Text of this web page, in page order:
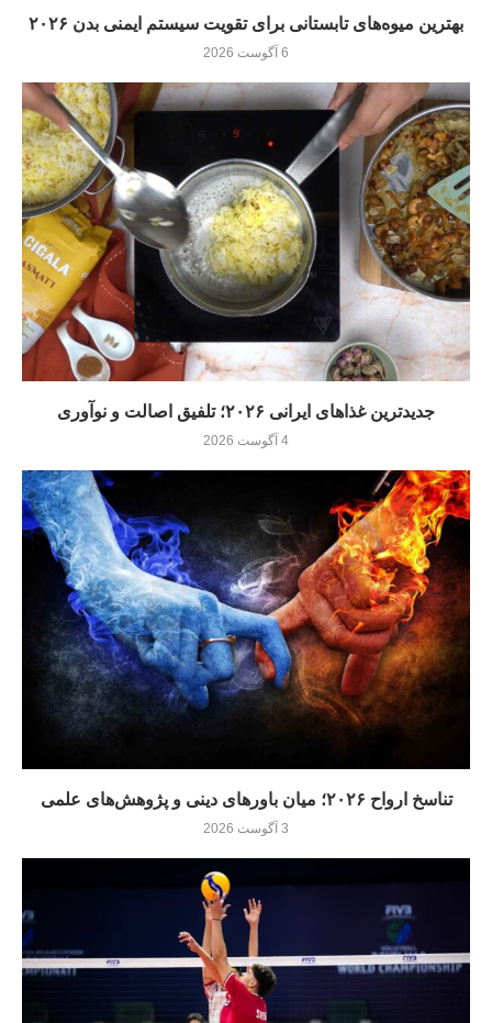
بهترین میوه‌های تابستانی برای تقویت سیستم ایمنی بدن ۲۰۲۶
6 آگوست 2026
جدیدترین غذاهای ایرانی ۲۰۲۶؛ تلفیق اصالت و نوآوری
4 آگوست 2026
تناسخ ارواح ۲۰۲۶؛ میان باورهای دینی و پژوهش‌های علمی
3 آگوست 2026